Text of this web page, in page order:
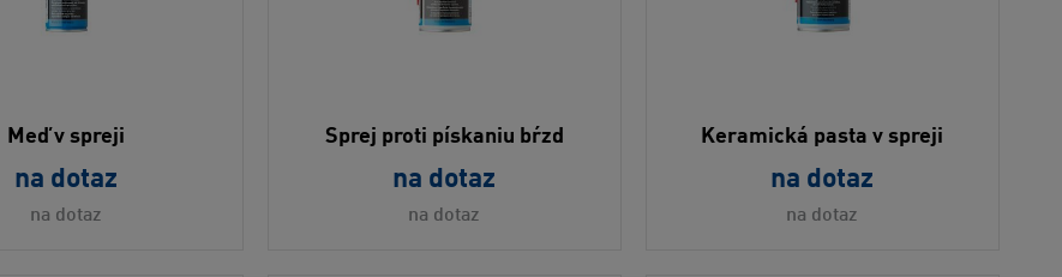
Meď v spreji
na dotaz
na dotaz
Sprej proti pískaniu bŕzd
na dotaz
na dotaz
Keramická pasta v spreji
na dotaz
na dotaz